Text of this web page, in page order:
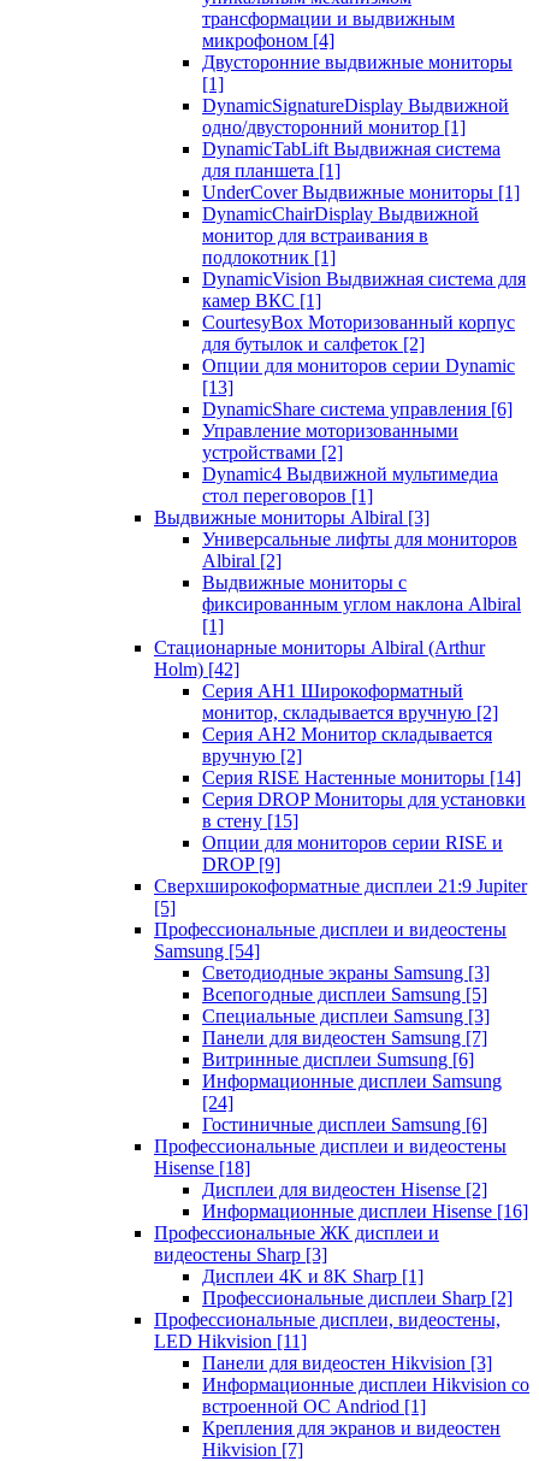
трансформации и выдвижным
микрофоном [4]
Двусторонние выдвижные мониторы
[1]
DynamicSignatureDisplay Выдвижной
одно/двусторонний монитор [1]
DynamicTabLift Выдвижная система
для планшета [1]
UnderCover Выдвижные мониторы [1]
DynamicChairDisplay Выдвижной
монитор для встраивания в
подлокотник [1]
DynamicVision Выдвижная система для
камер ВКС [1]
CourtesyBox Моторизованный корпус
для бутылок и салфеток [2]
Опции для мониторов серии Dynamic
[13]
DynamicShare система управления [6]
Управление моторизованными
устройствами [2]
Dynamic4 Выдвижной мультимедиа
стол переговоров [1]
Выдвижные мониторы Albiral [3]
Универсальные лифты для мониторов
Albiral [2]
Выдвижные мониторы с
фиксированным углом наклона Albiral
[1]
Стационарные мониторы Albiral (Arthur
Holm) [42]
Серия AH1 Широкоформатный
монитор, складывается вручную [2]
Серия AH2 Монитор складывается
вручную [2]
Серия RISE Настенные мониторы [14]
Серия DROP Мониторы для установки
в стену [15]
Опции для мониторов серии RISE и
DROP [9]
Сверхширокоформатные дисплеи 21:9 Jupiter
[5]
Профессиональные дисплеи и видеостены
Samsung [54]
Светодиодные экраны Samsung [3]
Всепогодные дисплеи Samsung [5]
Специальные дисплеи Samsung [3]
Панели для видеостен Samsung [7]
Витринные дисплеи Sumsung [6]
Информационные дисплеи Samsung
[24]
Гостиничные дисплеи Samsung [6]
Профессиональные дисплеи и видеостены
Hisense [18]
Дисплеи для видеостен Hisense [2]
Информационные дисплеи Hisense [16]
Профессиональные ЖК дисплеи и
видеостены Sharp [3]
Дисплеи 4K и 8K Sharp [1]
Профессиональные дисплеи Sharp [2]
Профессиональные дисплеи, видеостены,
LED Hikvision [11]
Панели для видеостен Hikvision [3]
Информационные дисплеи Hikvision со
встроенной ОС Andriod [1]
Крепления для экранов и видеостен
Hikvision [7]